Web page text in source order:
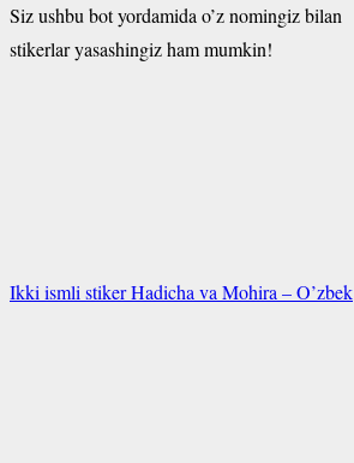
Siz ushbu bot yordamida o’z nomingiz bilan
stikerlar yasashingiz ham mumkin!
Ikki ismli stiker Hadicha va Mohira – O’zbek